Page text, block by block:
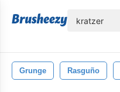
Grunge Rasguño